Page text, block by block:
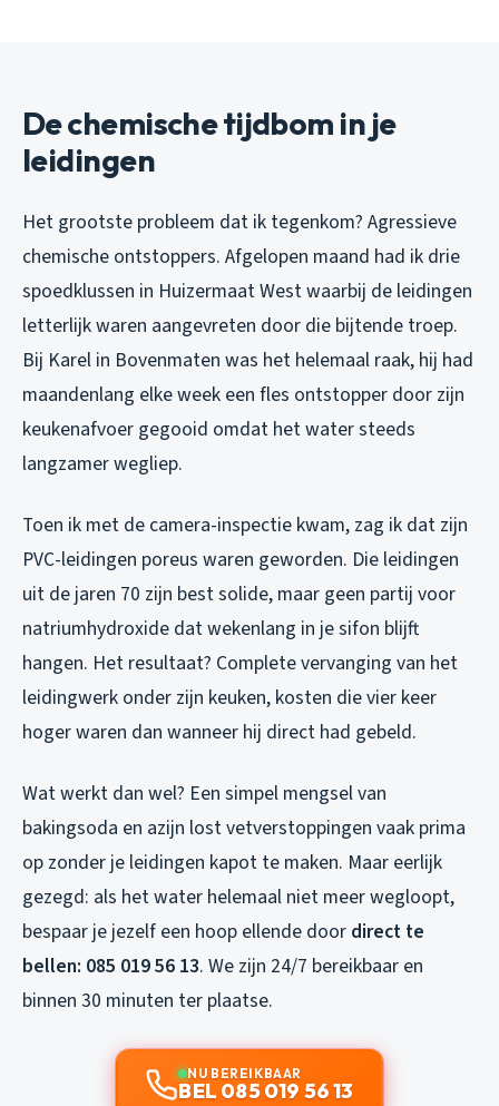
De chemische tijdbom in je
leidingen
Het grootste probleem dat ik tegenkom? Agressieve
chemische ontstoppers. Afgelopen maand had ik drie
spoedklussen in Huizermaat West waarbij de leidingen
letterlijk waren aangevreten door die bijtende troep.
Bij Karel in Bovenmaten was het helemaal raak, hij had
maandenlang elke week een fles ontstopper door zijn
keukenafvoer gegooid omdat het water steeds
langzamer wegliep.
Toen ik met de camera-inspectie kwam, zag ik dat zijn
PVC-leidingen poreus waren geworden. Die leidingen
uit de jaren 70 zijn best solide, maar geen partij voor
natriumhydroxide dat wekenlang in je sifon blijft
hangen. Het resultaat? Complete vervanging van het
leidingwerk onder zijn keuken, kosten die vier keer
hoger waren dan wanneer hij direct had gebeld.
Wat werkt dan wel? Een simpel mengsel van
bakingsoda en azijn lost vetverstoppingen vaak prima
op zonder je leidingen kapot te maken. Maar eerlijk
gezegd: als het water helemaal niet meer wegloopt,
bespaar je jezelf een hoop ellende door direct te
bellen: 085 019 56 13. We zijn 24/7 bereikbaar en
binnen 30 minuten ter plaatse.
NU BEREIKBAAR
BEL 085 019 56 13